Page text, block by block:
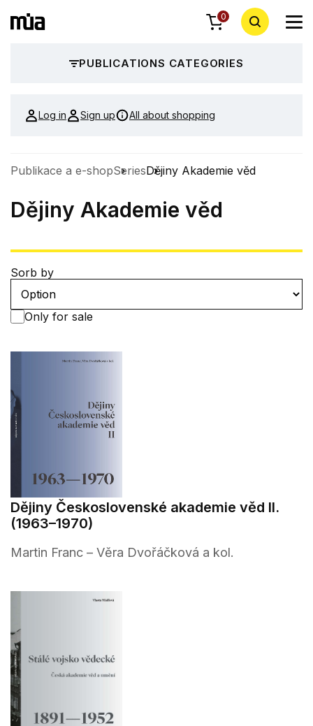
0
PUBLICATIONS CATEGORIES
Log in Sign up All about shopping
Publikace a e-shopSeriesDějiny Akademie věd
Dějiny Akademie věd
Sorb by
Only for sale
Dějiny Československé akademie věd II.
(1963–1970)
Martin Franc – Věra Dvořáčková a kol.